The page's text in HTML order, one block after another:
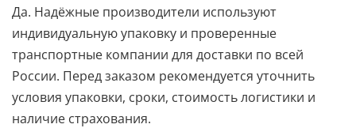
Да. Надёжные производители используют
индивидуальную упаковку и проверенные
транспортные компании для доставки по всей
России. Перед заказом рекомендуется уточнить
условия упаковки, сроки, стоимость логистики и
наличие страхования.